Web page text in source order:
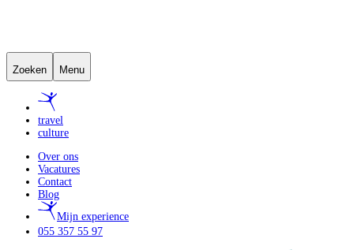
Zoeken Menu
travel
culture
Over ons
Vacatures
Contact
Blog
Mijn experience
055 357 55 97